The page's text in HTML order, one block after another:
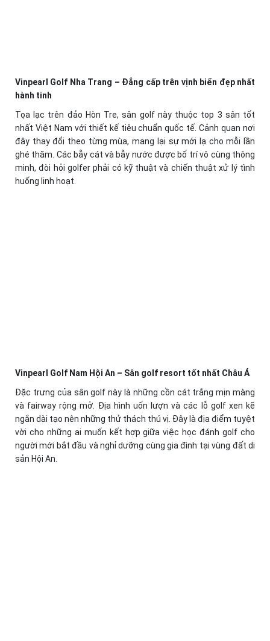
Vinpearl Golf Nha Trang – Đẳng cấp trên vịnh biển đẹp nhất
hành tinh
Tọa lạc trên đảo Hòn Tre, sân golf này thuộc top 3 sân tốt
nhất Việt Nam với thiết kế tiêu chuẩn quốc tế. Cảnh quan nơi
đây thay đổi theo từng mùa, mang lại sự mới lạ cho mỗi lần
ghé thăm. Các bẫy cát và bẫy nước được bố trí vô cùng thông
minh, đòi hỏi golfer phải có kỹ thuật và chiến thuật xử lý tình
huống linh hoạt.
Vinpearl Golf Nam Hội An – Sân golf resort tốt nhất Châu Á
Đặc trưng của sân golf này là những cồn cát trắng mịn màng
và fairway rộng mở. Địa hình uốn lượn và các lỗ golf xen kẽ
ngắn dài tạo nên những thử thách thú vị. Đây là địa điểm tuyệt
vời cho những ai muốn kết hợp giữa việc học đánh golf cho
người mới bắt đầu và nghỉ dưỡng cùng gia đình tại vùng đất di
sản Hội An.